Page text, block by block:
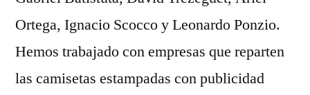
Ortega, Ignacio Scocco y Leonardo Ponzio.
Hemos trabajado con empresas que reparten
las camisetas estampadas con publicidad